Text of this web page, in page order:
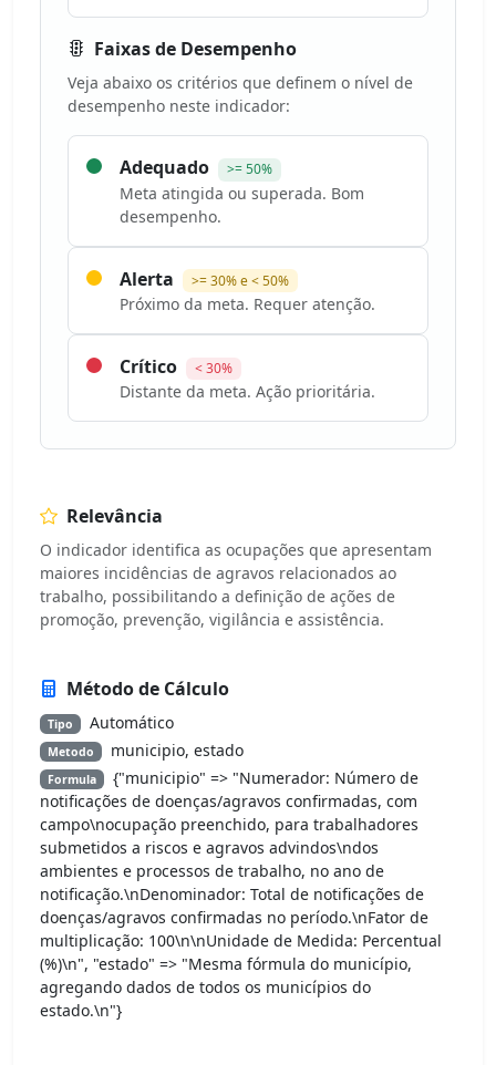
Faixas de Desempenho
Veja abaixo os critérios que definem o nível de
desempenho neste indicador:
Adequado >= 50%
Meta atingida ou superada. Bom
desempenho.
Alerta >= 30% e < 50%
Próximo da meta. Requer atenção.
Crítico < 30%
Distante da meta. Ação prioritária.
Relevância
O indicador identifica as ocupações que apresentam
maiores incidências de agravos relacionados ao
trabalho, possibilitando a definição de ações de
promoção, prevenção, vigilância e assistência.
Método de Cálculo
Tipo Automático
Metodo municipio, estado
Formula
{"municipio" => "Numerador: Número de
notificações de doenças/agravos confirmadas, com
campo\nocupação preenchido, para trabalhadores
submetidos a riscos e agravos advindos\ndos
ambientes e processos de trabalho, no ano de
notificação.\nDenominador: Total de notificações de
doenças/agravos confirmadas no período.\nFator de
multiplicação: 100\n\nUnidade de Medida: Percentual
(%)\n", "estado" => "Mesma fórmula do município,
agregando dados de todos os municípios do
estado.\n"}